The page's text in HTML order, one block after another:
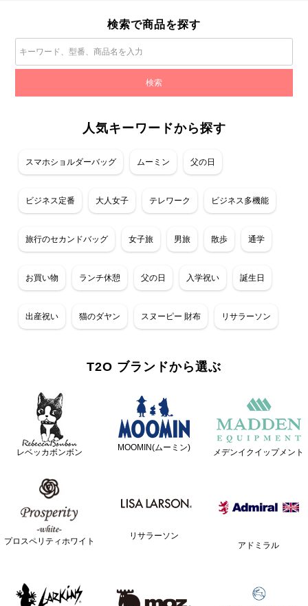
検索で商品を探す
人気キーワードから探す
スマホショルダーバッグ ムーミン 父の日
ビジネス定番 大人女子 テレワーク ビジネス多機能
旅行のセカンドバッグ 女子旅 男旅 散歩 通学
お買い物 ランチ休憩 父の日 入学祝い 誕生日
出産祝い 猫のダヤン スヌーピー 財布 リサラーソン
T2O ブランドから選ぶ
レベッカボンボン MOOMIN(ムーミン) メデンイクイップメント
プロスペリティホワイト
リサラーソン
アドミラル